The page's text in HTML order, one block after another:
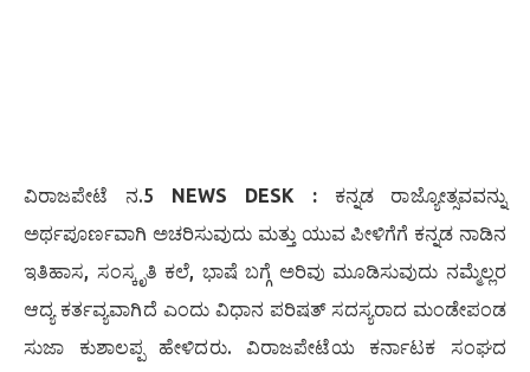
ವಿರಾಜಪೇಟೆ ನ.5 NEWS DESK :ಕನ್ನಡ ರಾಜ್ಯೋತ್ಸವವನ್ನು
ಅರ್ಥಪೂರ್ಣವಾಗಿ ಅಚರಿಸುವುದು ಮತ್ತು ಯುವ ಪೀಳಿಗೆಗೆ ಕನ್ನಡ ನಾಡಿನ
ಇತಿಹಾಸ, ಸಂಸ್ಕೃತಿ ಕಲೆ, ಭಾಷೆ ಬಗ್ಗೆ ಅರಿವು ಮೂಡಿಸುವುದು ನಮ್ಮೆಲ್ಲರ
ಆದ್ಯ ಕರ್ತವ್ಯವಾಗಿದೆ ಎಂದು ವಿಧಾನ ಪರಿಷತ್ ಸದಸ್ಯರಾದ ಮಂಡೇಪಂಡ
ಸುಜಾ ಕುಶಾಲಪ್ಪ ಹೇಳಿದರು. ವಿರಾಜಪೇಟೆಯ ಕರ್ನಾಟಕ ಸಂಘದ